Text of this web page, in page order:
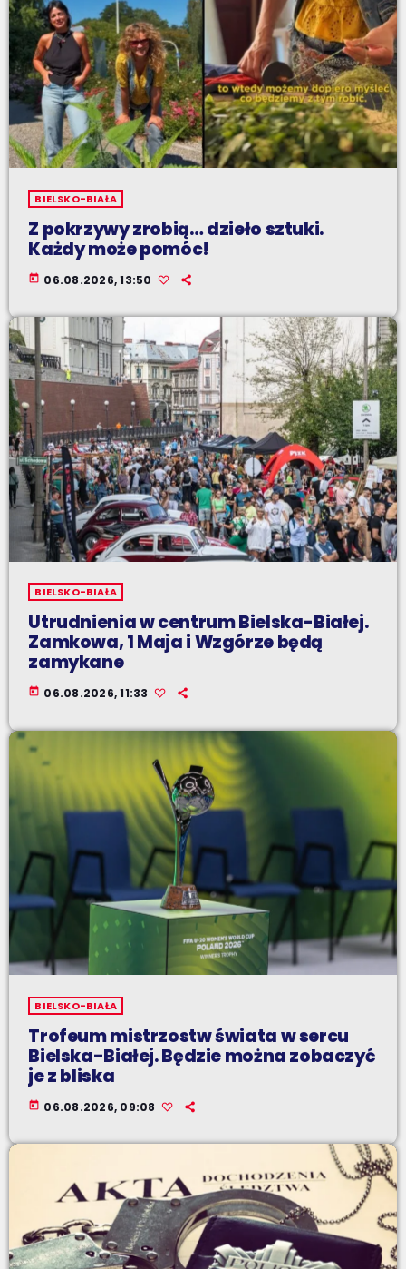
BIELSKO-BIAŁA
Z pokrzywy zrobią… dzieło sztuki.
Każdy może pomóc!
today 06.08.2026, 13:50
BIELSKO-BIAŁA
Utrudnienia w centrum Bielska-Białej.
Zamkowa, 1 Maja i Wzgórze będą
zamykane
today 06.08.2026, 11:33
BIELSKO-BIAŁA
Trofeum mistrzostw świata w sercu
Bielska-Białej. Będzie można zobaczyć
je z bliska
today 06.08.2026, 09:08